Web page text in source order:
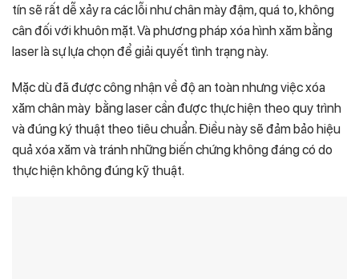
tín sẽ rất dễ xảy ra các lỗi như chân mày đậm, quá to, không
cân đối với khuôn mặt. Và phương pháp xóa hình xăm bằng
laser là sự lựa chọn để giải quyết tình trạng này.
Mặc dù đã được công nhận về độ an toàn nhưng việc xóa
xăm chân mày bằng laser cần được thực hiện theo quy trình
và đúng ký thuật theo tiêu chuẩn. Điều này sẽ đảm bảo hiệu
quả xóa xăm và tránh những biến chứng không đáng có do
thực hiện không đúng kỹ thuật.